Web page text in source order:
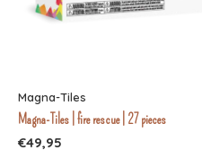
Magna-Tiles
Magna-Tiles | fire rescue | 27 pieces
€49,95